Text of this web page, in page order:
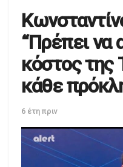
“Πρέπει να
κόστος της
κάθε
6 έτη πριν